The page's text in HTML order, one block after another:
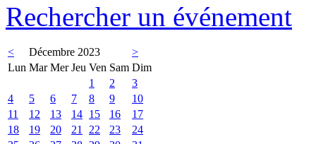
Rechercher un événement
< Décembre 2023
>
Lun Mar Mer Jeu Ven Sam Dim
1
2
3
4
5 6 7 8 9
10
11
12 13 14 15 16
17
18
19 20 21 22 23
24